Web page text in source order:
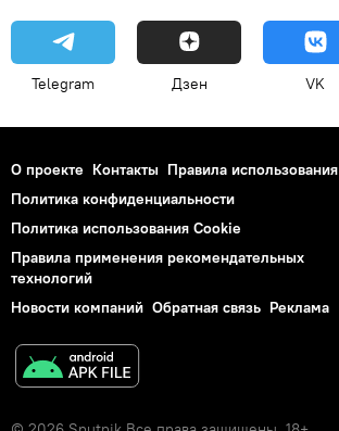
Telegram Дзен VK
О проекте Контакты Правила использования
Политика конфиденциальности
Политика использования Cookie
Правила применения рекомендательных
технологий
Новости компаний Обратная связь Реклама